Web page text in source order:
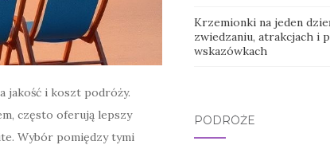
jakość i koszt podróży.
często oferują lepszy
Wybór pomiędzy tymi
Krzemionki na jeden
zwiedzaniu, atrakcjach i
wskazówkach
PODRÓŻE